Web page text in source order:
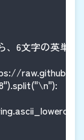
、6文字の英単語